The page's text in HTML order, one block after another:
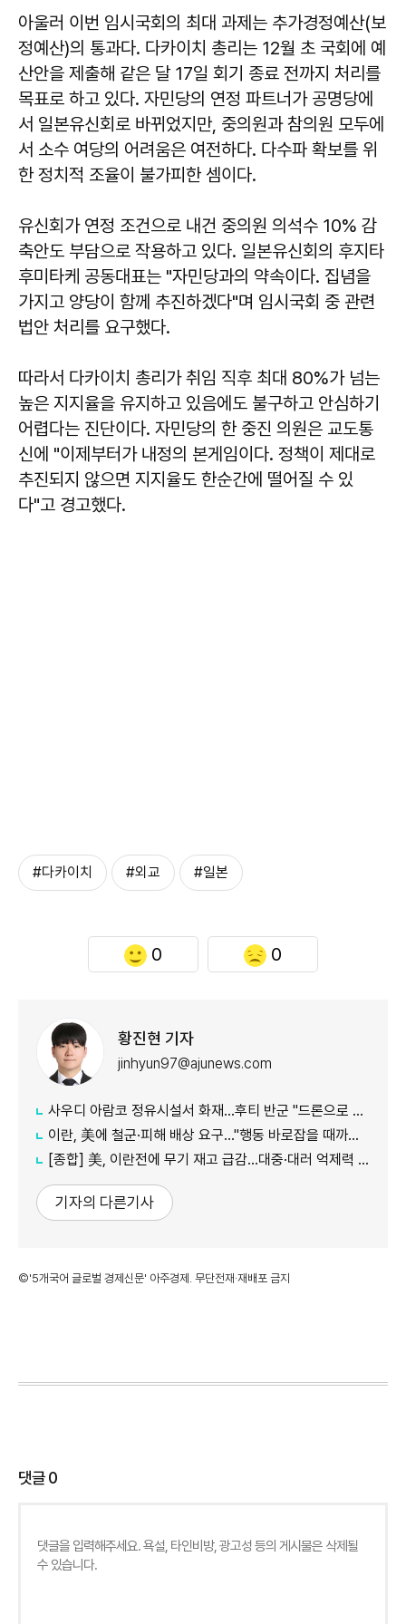
아울러 이번 임시국회의 최대 과제는 추가경정예산(보
정예산)의 통과다. 다카이치 총리는 12월 초 국회에 예
산안을 제출해 같은 달 17일 회기 종료 전까지 처리를
목표로 하고 있다. 자민당의 연정 파트너가 공명당에
서 일본유신회로 바뀌었지만, 중의원과 참의원 모두에
서 소수 여당의 어려움은 여전하다. 다수파 확보를 위
한 정치적 조율이 불가피한 셈이다.
유신회가 연정 조건으로 내건 중의원 의석수 10% 감
축안도 부담으로 작용하고 있다. 일본유신회의 후지타
후미타케 공동대표는 "자민당과의 약속이다. 집념을
가지고 양당이 함께 추진하겠다"며 임시국회 중 관련
법안 처리를 요구했다.
따라서 다카이치 총리가 취임 직후 최대 80%가 넘는
높은 지지율을 유지하고 있음에도 불구하고 안심하기
어렵다는 진단이다. 자민당의 한 중진 의원은 교도통
신에 "이제부터가 내정의 본게임이다. 정책이 제대로
추진되지 않으면 지지율도 한순간에 떨어질 수 있
다"고 경고했다.
#다카이치 #외교 #일본
0 0
황진현 기자
jinhyun97@ajunews.com
사우디 아람코 정유시설서 화재…후티 반군 "드론으로 정밀 타격"
이란, 美에 철군·피해 배상 요구…"행동 바로잡을 때까지 호르무즈 폐쇄"
[종합] 美, 이란전에 무기 재고 급감…대중·대러 억제력 약화 우려
기자의 다른기사
©'5개국어 글로벌 경제신문' 아주경제. 무단전재·재배포 금지
댓글0